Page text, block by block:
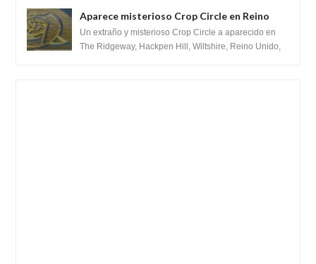
Aparece misterioso Crop Circle en Reino
Unido 23 de junio 2016
Un extraño y misterioso Crop Circle a aparecido en
The Ridgeway, Hackpen Hill, Wiltshire, Reino Unido,